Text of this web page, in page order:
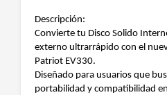
Descripción:
Convierte tu Disco Solido
externo ultrarrápido con el
Patriot EV330.
Diseñado para usuarios que
portabilidad y compatibilidad